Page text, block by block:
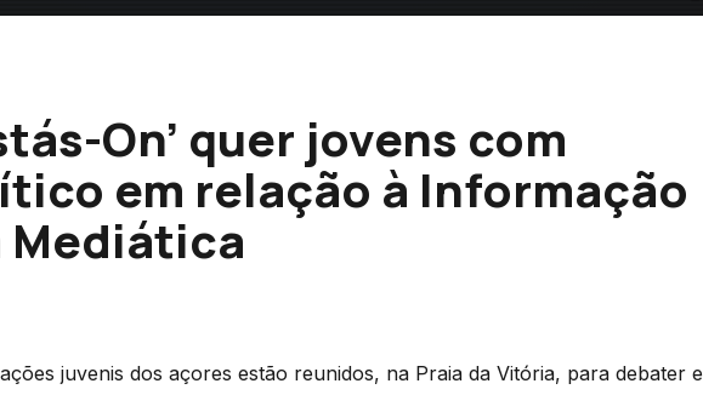
On’ quer jovens com
em relação à Informação
Mediática
juvenis dos açores estão reunidos, na Praia da Vitória, para debater e